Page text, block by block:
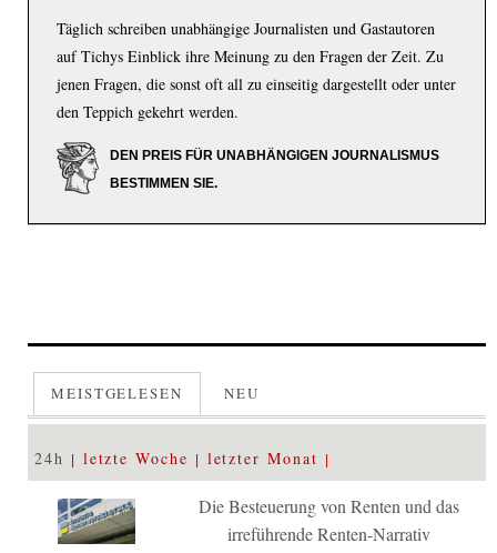
Täglich schreiben unabhängige Journalisten und Gastautoren
auf Tichys Einblick ihre Meinung zu den Fragen der Zeit. Zu
jenen Fragen, die sonst oft all zu einseitig dargestellt oder unter
den Teppich gekehrt werden.
DEN PREIS FÜR UNABHÄNGIGEN JOURNALISMUS
BESTIMMEN SIE.
MEISTGELESEN NEU
24h letzte Woche letzter Monat
Die Besteuerung von Renten und das
irreführende Renten-Narrativ